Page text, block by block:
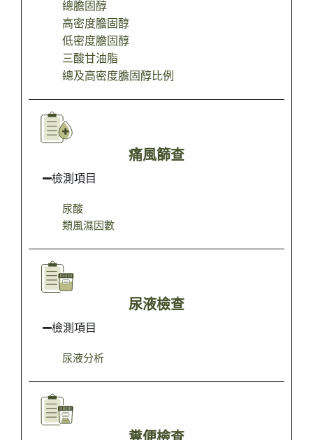
總膽固醇
高密度膽固醇
低密度膽固醇
三酸甘油脂
總及高密度膽固醇比例
痛風篩查
檢測項目
尿酸
類風濕因數
尿液檢查
檢測項目
尿液分析